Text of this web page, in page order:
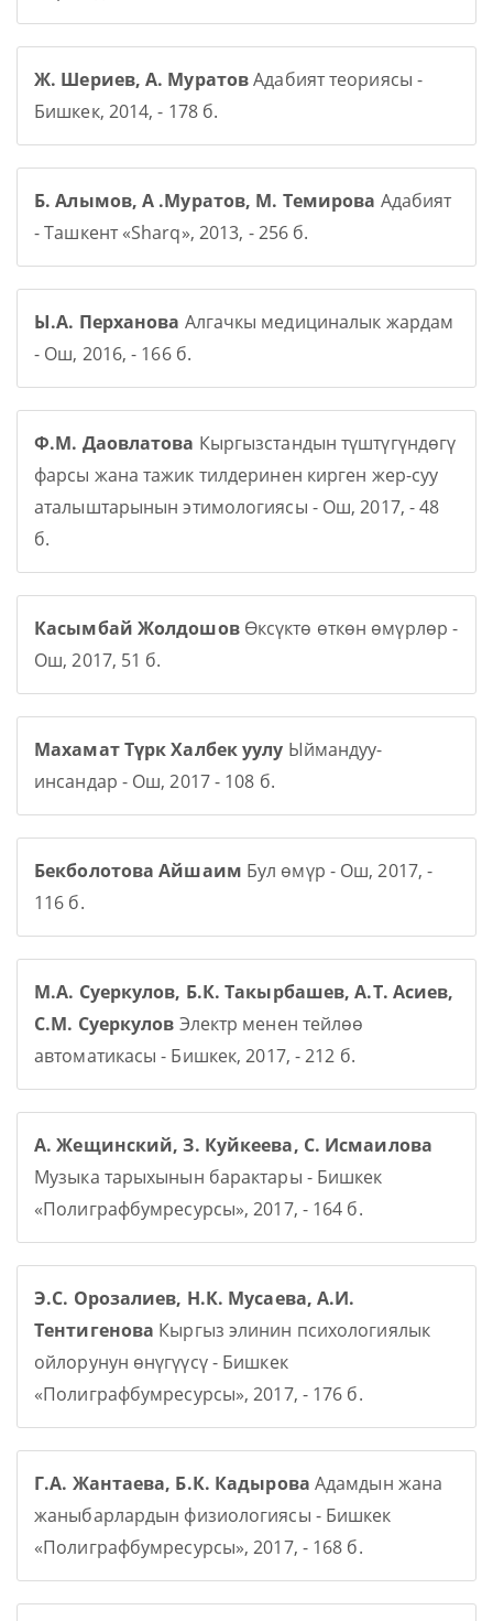
Ж. Шериев, А. МуратовАдабият теориясы -
Бишкек, 2014, - 178 б.
Б. Алымов, А .Муратов, М. Темирова Адабият
- Ташкент «Sharq», 2013, - 256 б.
Ы.А. Перханова Алгачкы медициналык жардам
- Ош, 2016, - 166 б.
Ф.М. Даовлатова Кыргызстандын түштүгүндөгү
фарсы жана тажик тилдеринен кирген жер-суу
аталыштарынын этимологиясы - Ош, 2017, - 48
б.
Касымбай Жолдошов Өксүктө өткөн өмүрлөр -
Ош, 2017, 51 б.
Махамат Түрк Халбек уулу Ыймандуу-
инсандар - Ош, 2017 - 108 б.
Бекболотова Айшаим Бул өмүр - Ош, 2017, -
116 б.
М.А. Суеркулов, Б.К. Такырбашев, А.Т. Асиев,
С.М. Суеркулов Электр менен тейлөө
автоматикасы - Бишкек, 2017, - 212 б.
А. Жещинский, З. Куйкеева, С. Исмаилова
Музыка тарыхынын барактары - Бишкек
«Полиграфбумресурсы», 2017, - 164 б.
Э.С. Орозалиев, Н.К. Мусаева, А.И.
Тентигенова Кыргыз элинин психологиялык
ойлорунун өнүгүүсү - Бишкек
«Полиграфбумресурсы», 2017, - 176 б.
Г.А. Жантаева, Б.К. Кадырова Адамдын жана
жаныбарлардын физиологиясы - Бишкек
«Полиграфбумресурсы», 2017, - 168 б.